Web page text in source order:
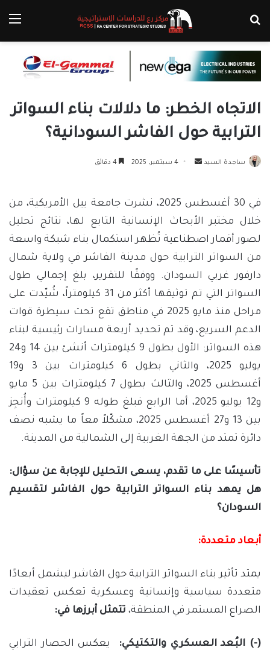
الاتجاه الخطر: ما دلالات بناء السواتر
الترابية حول الفاشر السودانية؟
ساجدة السيد
أرسل 4 سبتمبر، 2025
في 30 أغسطس 2025، نشرت جامعة ييل الأمريكية، من
خلال مختبر الأبحاث الإنسانية التابع لها، نتائج تحليل
لصور أقمار اصطناعية تُظهر استكمال بناء شبكة واسعة
من السواتر الترابية حول مدينة الفاشر في ولاية شمال
دارفور غربي السودان. ووفقًا للتقرير، بلغ إجمالي طول
السواتر التي تم توثيقها أكثر من 31 كيلومتراً، شُيّدت على
مراحل منذ مايو 2025 في مناطق تقع تحت سيطرة قوات
الدعم السريع، وقد تم تحديد أربعة مسارات رئيسية لبناء
هذه السواتر: الأول بطول 9 كيلومترات أنشئ بين 14 و24
يوليو 2025، والثاني بطول 6 كيلومترات بين 3 و19
أغسطس 2025، والثالث بطول 7 كيلومترات بين 5 مايو
و12 يوليو 2025، أما الرابع فبلغ طوله 9 كيلومترات وأُنجِز
بين 13 و27 أغسطس 2025، مشكّلاً معاً ما يشبه نصف
دائرة تمتد من الجهة الغربية إلى الشمالية من المدينة.
تأسيسًا على ما تقدم، يسعى التحليل للإجابة عن سؤال:
هل يمهد بناء السواتر الترابية حول الفاشر لتقسيم
السودان؟
أبعاد متعددة:
يمتد تأثير بناء السواتر الترابية حول الفاشر ليشمل أبعادًا
متعددة سياسية وإنسانية وعسكرية تعكس تعقيدات
الصراع المستمر في المنطقة، تتمثل أبرزها في:
(-) البُعد العسكري والتكتيكي:
يعكس الحصار الترابي